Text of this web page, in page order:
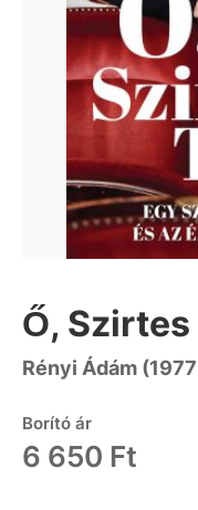
Ő, Szirtes
Rényi Ádám
Borító ár
6 650 Ft